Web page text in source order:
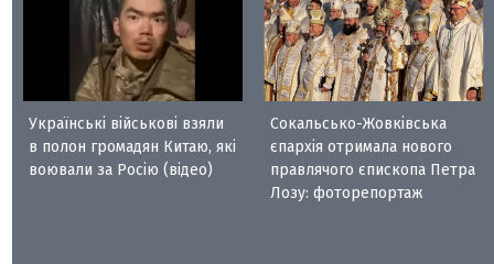
Українські військові взяли
в полон громадян Китаю, які
воювали за Росію (відео)
Сокальсько-Жовківська
єпархія отримала нового
правлячого єпископа Петра
Лозу: фоторепортаж